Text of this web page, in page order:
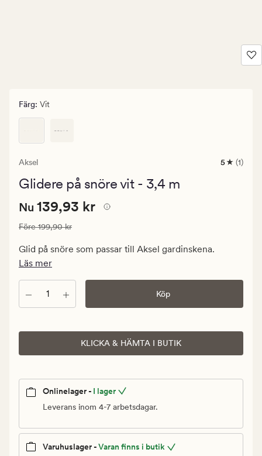
Färg: Vit
Aksel
1
5 (1)
Glidere på snöre vit - 3,4 m
Nuvarande
139,93
kr.
Ordinarie
Nuvarande pris
Nu 139,93 kr
Ordinarie pris 199,90 kr
Före199,90 kr
Glid på snöre som passar till Aksel gardinskena.
Läs mer
Antal Köp
KLICKA & HÄMTA I BUTIK
Onlinelager - I lager
Leverans inom 4-7 arbetsdagar.
Varuhuslager -Varan finns i butik